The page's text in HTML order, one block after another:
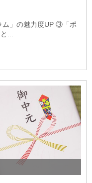
」の魅力度UP ③「ポ
...